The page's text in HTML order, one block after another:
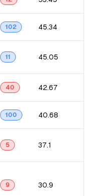
102 45.34
11 45.05
40 42.67
100 40.68
5 37.1
9 30.9